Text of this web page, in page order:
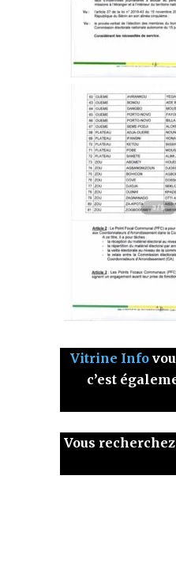
Vitrine Info
c’est
Vous